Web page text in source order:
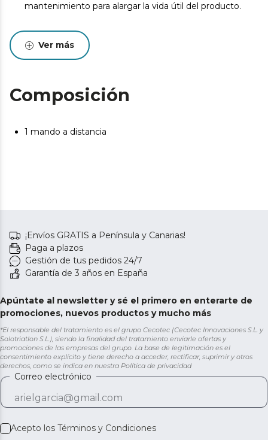
mantenimiento para alargar la vida útil del producto.
Ver más
Composición
1 mando a distancia
¡Envíos GRATIS a Península y Canarias!
Paga a plazos
Gestión de tus pedidos 24/7
Garantía de 3 años en España
Apúntate al newsletter y sé el primero en enterarte de
promociones, nuevos productos y mucho más
*El responsable del tratamiento es el grupo Cecotec (Cecotec Innovaciones S.L. y
Solotriatlon S.L.), siendo la finalidad del tratamiento enviarle ofertas y
promociones de las empresas del grupo. La base de legitimación es el
consentimiento explícito y tiene derecho a acceder, rectificar, suprimir y otros
derechos, como se indica en nuestra Política de privacidad
Correo electrónico
Acepto los Términos y Condiciones